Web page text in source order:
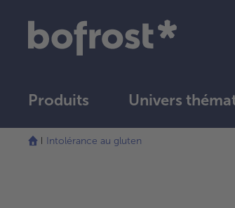
Produits Univers
Intolérance au gluten